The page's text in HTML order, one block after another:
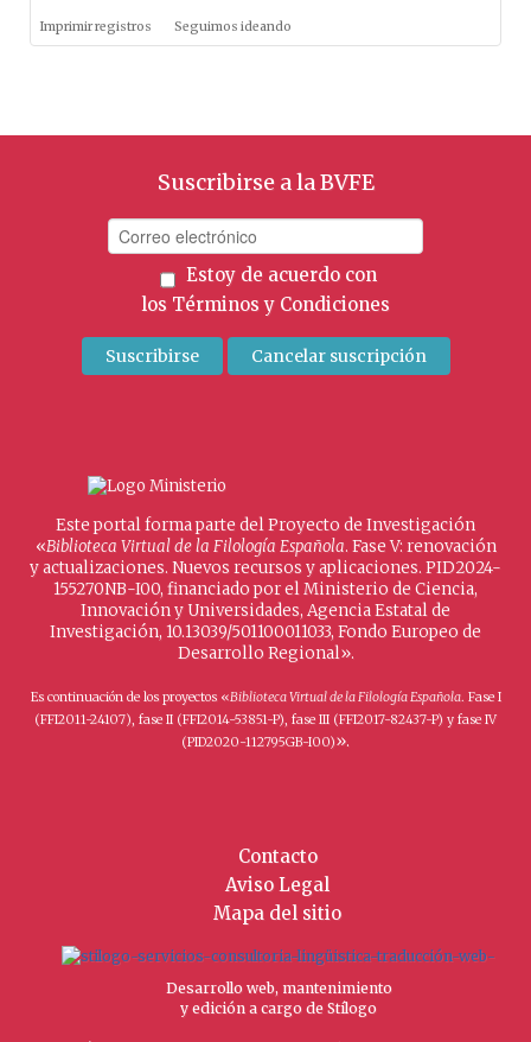
Imprimir registros Seguimos ideando
Suscribirse a la BVFE
Estoy de acuerdo con
los Términos y Condiciones
Este portal forma parte del Proyecto de Investigación
«Biblioteca Virtual de la Filología Española. Fase V: renovación
y actualizaciones. Nuevos recursos y aplicaciones. PID2024-
155270NB-I00, financiado por el Ministerio de Ciencia,
Innovación y Universidades, Agencia Estatal de
Investigación, 10.13039/501100011033, Fondo Europeo de
Desarrollo Regional».
Es continuación de los proyectos «Biblioteca Virtual de la Filología Española. Fase I
(FFI2011-24107), fase II (FFI2014-53851-P), fase III (FFI2017-82437-P) y fase IV
(PID2020-112795GB-I00)».
Contacto
Aviso Legal
Mapa del sitio
Desarrollo web, mantenimiento
y edición a cargo de Stílogo